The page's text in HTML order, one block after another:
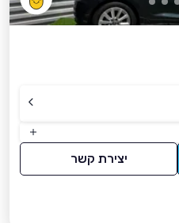
יצירת קשר